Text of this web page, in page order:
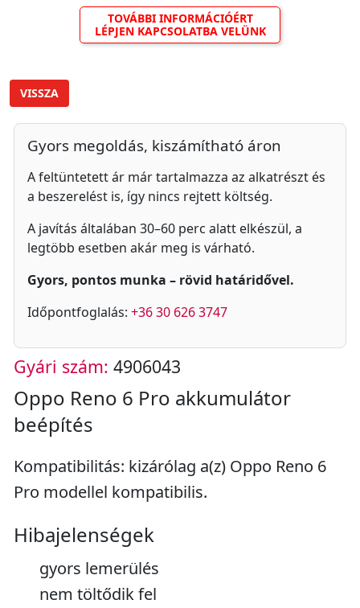
TOVÁBBI INFORMÁCIÓÉRT
LÉPJEN KAPCSOLATBA VELÜNK
VISSZA
Gyors megoldás, kiszámítható áron
A feltüntetett ár már tartalmazza az alkatrészt és
a beszerelést is, így nincs rejtett költség.
A javítás általában 30–60 perc alatt elkészül, a
legtöbb esetben akár meg is várható.
Gyors, pontos munka – rövid határidővel.
Időpontfoglalás: +36 30 626 3747
Gyári szám: 4906043
Oppo Reno 6 Pro akkumulátor
beépítés
Kompatibilitás: kizárólag a(z) Oppo Reno 6
Pro modellel kompatibilis.
Hibajelenségek
gyors lemerülés
nem töltődik fel